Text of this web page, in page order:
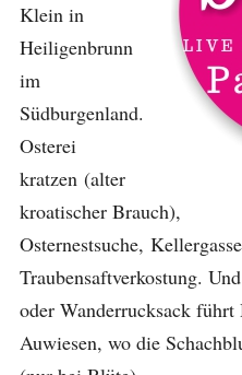
Klein in
Heiligenbrunn
im
Südburgenland.
Osterei
kratzen (alter
kroatischer Brauch),
Osternestsuche,
Traubensaftverkostung.
oder Wanderrucksack
Auwiesen, wo die